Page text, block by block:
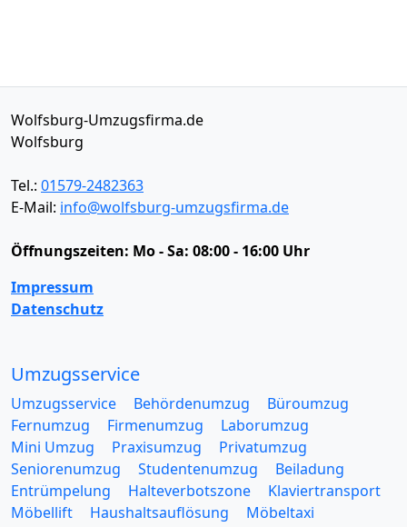
Wolfsburg-Umzugsfirma.de
Wolfsburg
Tel.: 01579-2482363
E-Mail: info@wolfsburg-umzugsfirma.de
Öffnungszeiten: Mo - Sa: 08:00 - 16:00 Uhr
Impressum
Datenschutz
Umzugsservice
Umzugsservice Behördenumzug
Büroumzug
Fernumzug
Firmenumzug
Laborumzug
Mini Umzug
Praxisumzug
Privatumzug
Seniorenumzug
Studentenumzug
Beiladung
Entrümpelung
Halteverbotszone
Klaviertransport
Möbellift
Haushaltsauflösung
Möbeltaxi